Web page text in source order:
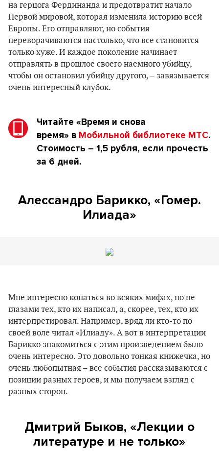
на герцога Фердинанда и предотвратит начало
Первой мировой, которая изменила историю всей
Европы. Его отправляют, но события
переворачиваются настолько, что все становится
только хуже. И каждое поколение начинает
отправлять в прошлое своего наемного убийцу,
чтобы он остановил убийцу другого, – завязывается
очень интересный клубок.
Читайте «Время и снова
время» в Мобильной библиотеке МТС.
Стоимость – 1,5 рубля, если прочесть
за 6 дней.
Алессандро Барикко, «Гомер.
Илиада»
Мне интересно копаться во всяких мифах, но не
глазами тех, кто их написал, а, скорее, тех, кто их
интерпретировал. Например, вряд ли кто-то по
своей воле читал «Илиаду». А вот в интерпретации
Барикко знакомиться с этим произведением было
очень интересно. Это довольно тонкая книжечка, но
очень любопытная – все события рассказываются с
позиции разных героев, и мы получаем взгляд с
разных сторон.
Дмитрий Быков, «Лекции о
литературе и не только»